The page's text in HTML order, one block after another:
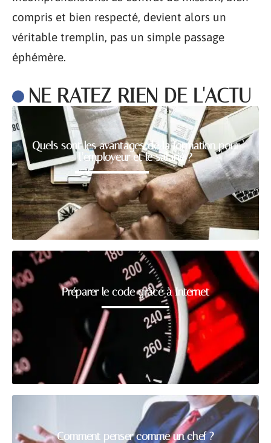
compris et bien respecté, devient alors un
véritable tremplin, pas un simple passage
éphémère.
NE RATEZ RIEN DE L'ACTU
Quels sont les avantages de la formation pour
l’employeur et le salarié ?
Préparer le code grâce à Internet
Comment penser comme un chef ?